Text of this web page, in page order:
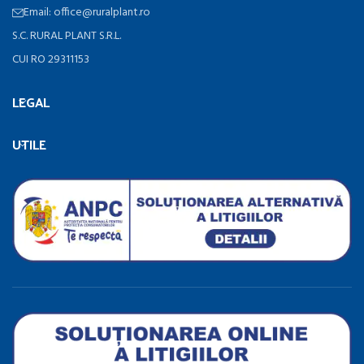
Email: office@ruralplant.ro
S.C. RURAL PLANT S.R.L.
CUI RO 29311153
LEGAL
UTILE